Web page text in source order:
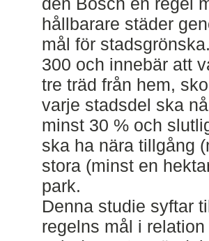
hållbarare städer
mål för
300 och innebär att
tre träd från hem,
varje stadsdel ska
minst 30 % och
ska ha nära tillgång
stora (minst en
park.
Denna studie syftar
regelns mål i